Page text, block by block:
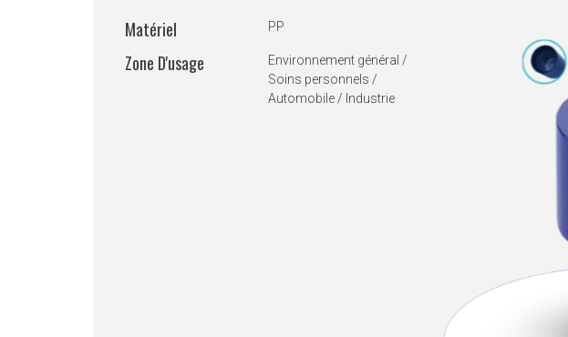
Matériel PP
Zone D'usage
Environnement général /
Soins personnels /
Automobile / Industrie